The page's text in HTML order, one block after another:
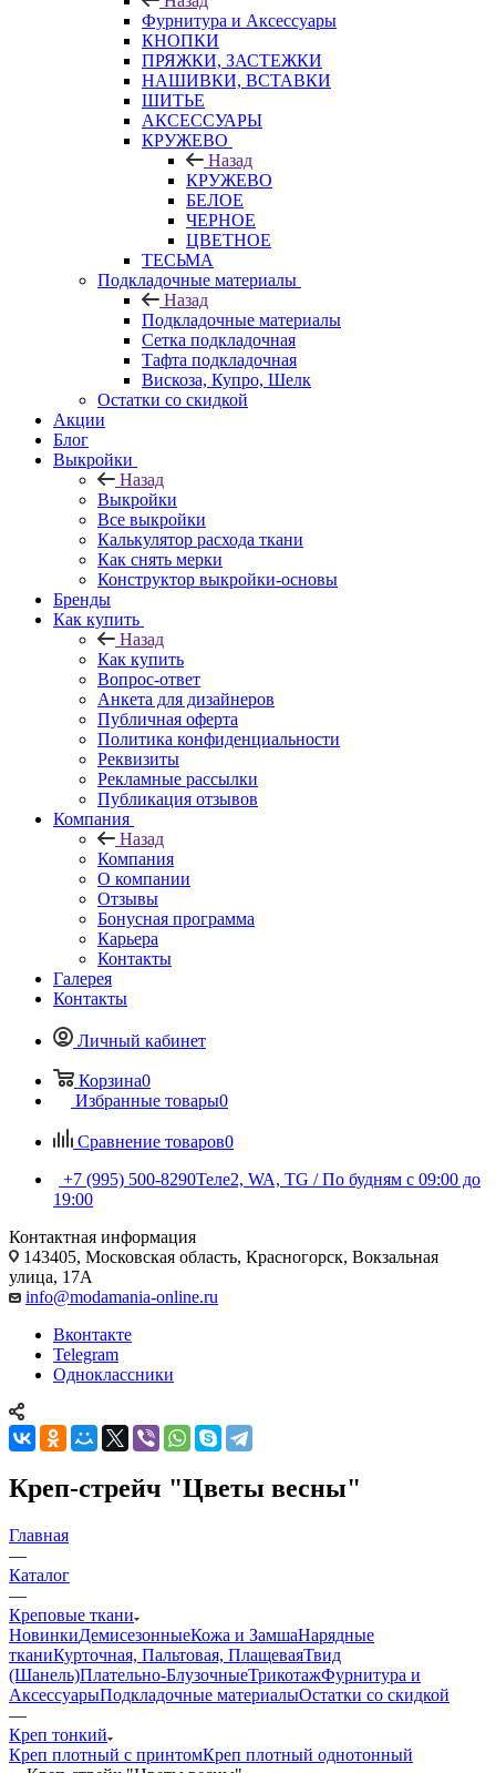
Фурнитура и Аксессуары
КНОПКИ
ПРЯЖКИ, ЗАСТЕЖКИ
НАШИВКИ, ВСТАВКИ
ШИТЬЕ
АКСЕССУАРЫ
КРУЖЕВО
Назад
КРУЖЕВО
БЕЛОЕ
ЧЕРНОЕ
ЦВЕТНОЕ
ТЕСЬМА
Подкладочные материалы
Назад
Подкладочные материалы
Сетка подкладочная
Тафта подкладочная
Вискоза, Купро, Шелк
Остатки со скидкой
Акции
Блог
Выкройки
Назад
Выкройки
Все выкройки
Калькулятор расхода ткани
Как снять мерки
Конструктор выкройки-основы
Бренды
Как купить
Назад
Как купить
Вопрос-ответ
Анкета для дизайнеров
Публичная оферта
Политика конфиденциальности
Реквизиты
Рекламные рассылки
Публикация отзывов
Компания
Назад
Компания
О компании
Отзывы
Бонусная программа
Карьера
Контакты
Галерея
Контакты
Личный кабинет
Корзина0
Избранные товары0
Сравнение товаров0
+7 (995) 500-8290Теле2, WA, TG / По будням c 09:00 до
19:00
Контактная информация
143405, Московская область, Красногорск, Вокзальная
улица, 17А
info@modamania-online.ru
Вконтакте
Telegram
Одноклассники
Креп-стрейч "Цветы весны"
Главная
—
Каталог
—
Креповые ткани
НовинкиДемисезонныеКожа и ЗамшаНарядные
тканиКурточная, Пальтовая, ПлащеваяТвид
(Шанель)Плательно-БлузочныеТрикотажФурнитура и
АксессуарыПодкладочные материалыОстатки со скидкой
—
Креп тонкий
Креп плотный с принтомКреп плотный однотонный